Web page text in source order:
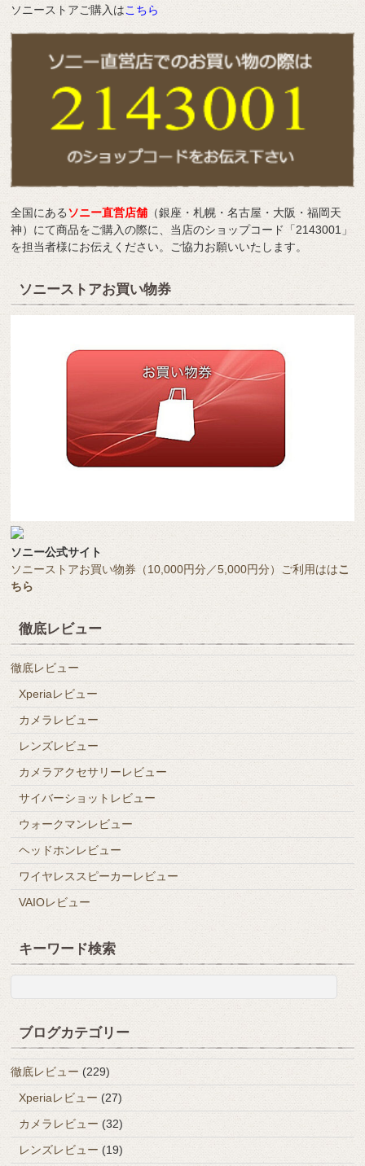
ソニーストアご購入はこちら
全国にあるソニー直営店舗 （銀座・札幌・名古屋・大阪・福岡天
神）にて商品をご購入の際に、当店のショップコード「2143001」
を担当者様にお伝えください。ご協力お願いいたします。
ソニーストアお買い物券
ソニー公式サイト
ソニーストアお買い物券（10,000円分／5,000円分）ご利用ははこ
ちら
徹底レビュー
徹底レビュー
Xperiaレビュー
カメラレビュー
レンズレビュー
カメラアクセサリーレビュー
サイバーショットレビュー
ウォークマンレビュー
ヘッドホンレビュー
ワイヤレススピーカーレビュー
VAIOレビュー
キーワード検索
ブログカテゴリー
徹底レビュー (229)
Xperiaレビュー (27)
カメラレビュー (32)
レンズレビュー (19)